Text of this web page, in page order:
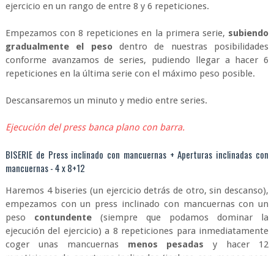
ejercicio en un rango de entre 8 y 6 repeticiones.
Empezamos con 8 repeticiones en la primera serie, subiendo
gradualmente el pesodentro de nuestras posibilidades
conforme avanzamos de series, pudiendo llegar a hacer 6
repeticiones en la última serie con el máximo peso posible.
Descansaremos un minuto y medio entre series.
Ejecución del press banca plano con barra.
BISERIE de Press inclinado con mancuernas + Aperturas inclinadas con
mancuernas - 4 x 8+12
Haremos 4 biseries (un ejercicio detrás de otro, sin descanso),
empezamos con un press inclinado con mancuernas con un
peso contundente(siempre que podamos dominar la
ejecución del ejercicio) a 8 repeticiones para inmediatamente
coger unas mancuernas menos pesadas y hacer 12